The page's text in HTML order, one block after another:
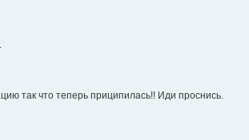
так что теперь приципилась!! Иди проснись.